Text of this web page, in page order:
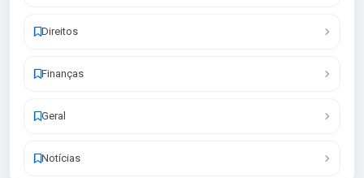
Direitos
Finanças
Geral
Notícias